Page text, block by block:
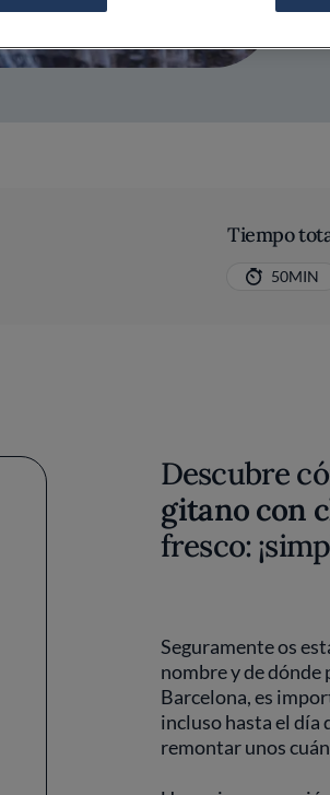
Tiempo
50MIN
Descubre
gitano con
fresco:
Seguramente os
nombre y de dónde
Barcelona, es
incluso hasta el día
remontar unos